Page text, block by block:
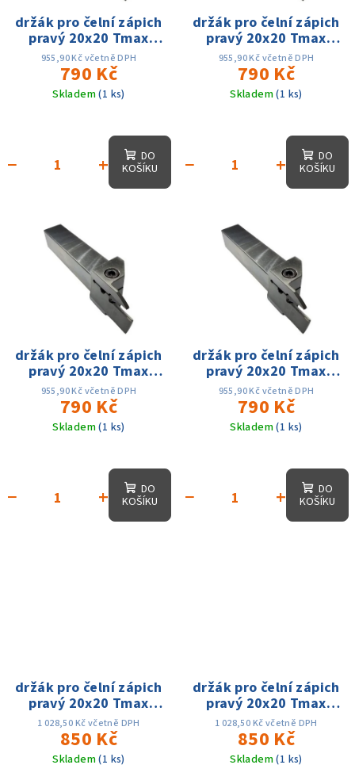
držák pro čelní zápich
pravý 20x20 Tmax
18mm dmin 25 - dmax
50mm, na MGMN300
955,90 Kč včetně DPH
790 Kč
Skladem(1 ks)
+
−
DO
KOŠÍKU
držák pro čelní zápich
pravý 20x20 Tmax
20mm dmin 25 - dmax
50mm, na MGMN400
955,90 Kč včetně DPH
790 Kč
Skladem(1 ks)
+
−
DO
KOŠÍKU
držák pro čelní zápich
pravý 20x20 Tmax
20mm dmin 50 - dmax
80mm, na MGMN300
955,90 Kč včetně DPH
790 Kč
Skladem(1 ks)
+
−
DO
KOŠÍKU
držák pro čelní zápich
pravý 20x20 Tmax
20mm dmin 50 - dmax
80mm, na MGMN400
955,90 Kč včetně DPH
790 Kč
Skladem(1 ks)
+
−
DO
KOŠÍKU
držák pro čelní zápich
pravý 20x20 Tmax
25mm dmin 160 -
dmax 400mm, na
MGMN300
1 028,50 Kč včetně DPH
850 Kč
Skladem(1 ks)
držák pro čelní zápich
pravý 20x20 Tmax
25mm dmin 160 -
dmax 400mm, na
MGMN400
1 028,50 Kč včetně DPH
850 Kč
Skladem(1 ks)